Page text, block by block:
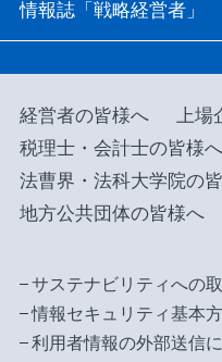
情報誌「戦略経営者」
経営者の皆様へ
上場
税理士・会計士の皆様へ
法曹界・法科大学院の
地方公共団体の皆様へ
サステナビリティへの
情報セキュリティ基本
利用者情報の外部送信